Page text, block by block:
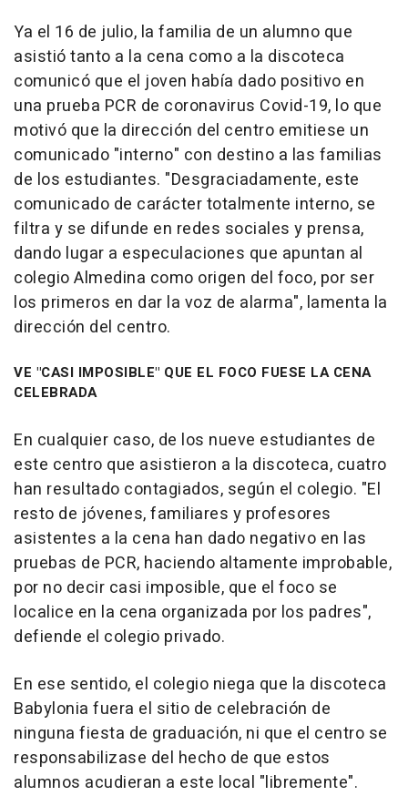
Ya el 16 de julio, la familia de un alumno que
asistió tanto a la cena como a la discoteca
comunicó que el joven había dado positivo en
una prueba PCR de coronavirus Covid-19, lo que
motivó que la dirección del centro emitiese un
comunicado "interno" con destino a las familias
de los estudiantes. "Desgraciadamente, este
comunicado de carácter totalmente interno, se
filtra y se difunde en redes sociales y prensa,
dando lugar a especulaciones que apuntan al
colegio Almedina como origen del foco, por ser
los primeros en dar la voz de alarma", lamenta la
dirección del centro.
VE "CASI IMPOSIBLE" QUE EL FOCO FUESE LA CENA
CELEBRADA
En cualquier caso, de los nueve estudiantes de
este centro que asistieron a la discoteca, cuatro
han resultado contagiados, según el colegio. "El
resto de jóvenes, familiares y profesores
asistentes a la cena han dado negativo en las
pruebas de PCR, haciendo altamente improbable,
por no decir casi imposible, que el foco se
localice en la cena organizada por los padres",
defiende el colegio privado.
En ese sentido, el colegio niega que la discoteca
Babylonia fuera el sitio de celebración de
ninguna fiesta de graduación, ni que el centro se
responsabilizase del hecho de que estos
alumnos acudieran a este local "libremente".